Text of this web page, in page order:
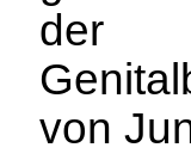
der
von